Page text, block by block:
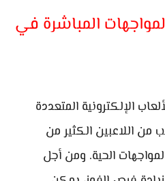
المباشرة في
الإلكترونية المتعددة
من اللاعبين الكثير من
الحية. ومن أجل